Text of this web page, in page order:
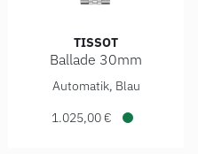
Preis:
TISSOT
Ballade 30mm
Tissot Ballade 30mm, Ref:
Automatik, Blau
1.025,00 €